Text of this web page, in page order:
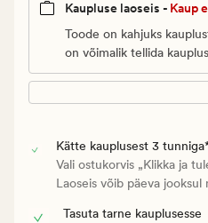
Kaupluse laoseis - Kaup
Toode on kahjuks
on võimalik tellida
Kätte kauplusest 3
Vali ostukorvis „Klikka ja
Laoseis võib päeva jooksul
Tasuta tarne kauplusesse